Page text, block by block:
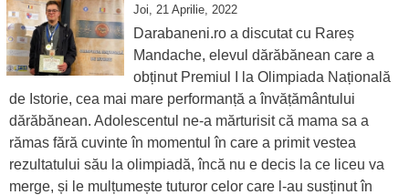
Joi, 21 Aprilie, 2022
Darabaneni.ro a discutat cu Rareș
Mandache, elevul dărăbănean care a
obținut Premiul I la Olimpiada Națională
de Istorie, cea mai mare performanță a învățământului
dărăbănean. Adolescentul ne-a mărturisit că mama sa a
rămas fără cuvinte în momentul în care a primit vestea
rezultatului său la olimpiadă, încă nu e decis la ce liceu va
merge, și le mulțumește tuturor celor care l-au susținut în